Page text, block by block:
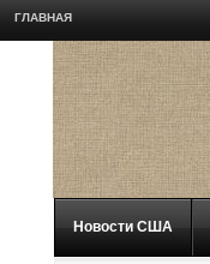
ГЛАВНАЯ
Новости США